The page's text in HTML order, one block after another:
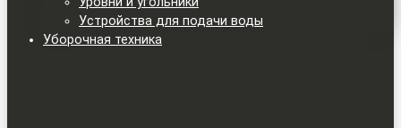
Устройства для подачи воды
Уборочная техника